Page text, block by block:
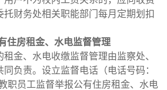
托财务处相关职能部门每月定期划扣
住房租金、水电监督管理
租金、水电收缴监督管理由监察处、
负责。设立监督电话（电话号码：
职员工监督举报公有住房租金、水电